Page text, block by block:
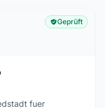
Geprüft
fuer